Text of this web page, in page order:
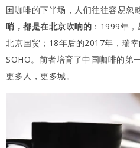
国咖啡的下半场，人们往往容易忽
哨，都是在北京吹响的 ：1999年
北京国贸；18年后的2017年，瑞
SOHO。前者培育了中国咖啡的第
更多人，更多城。